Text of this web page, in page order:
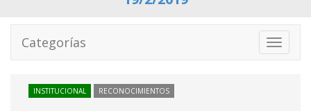
Toggle
Categorías
INSTITUCIONAL RECONOCIMIENTOS